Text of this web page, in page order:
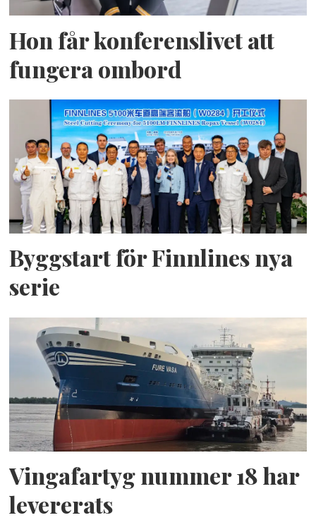
Hon får konferenslivet att
fungera ombord
Byggstart för Finnlines nya
serie
Vingafartyg nummer 18 har
levererats